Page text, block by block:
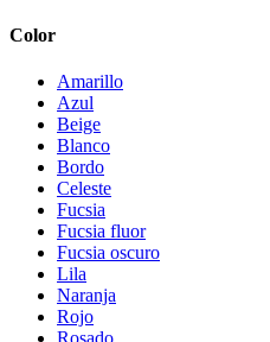
Color
Amarillo
Azul
Beige
Blanco
Bordo
Celeste
Fucsia
Fucsia fluor
Fucsia oscuro
Lila
Naranja
Rojo
Rosado